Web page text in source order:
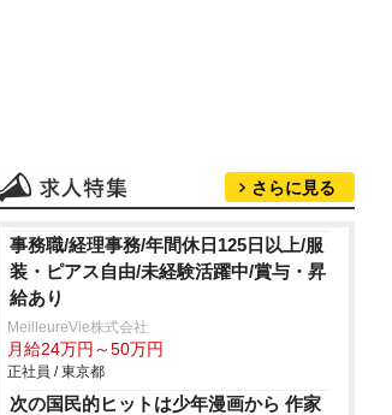
さらに見る
事務職/経理事務/年間休日125日以上/服
装・ピアス自由/未経験活躍中/賞与・昇
給あり
MeilleureVie株式会社
月給24万円～50万円
正社員 / 東京都
次の国民的ヒットは少年漫画から 作家